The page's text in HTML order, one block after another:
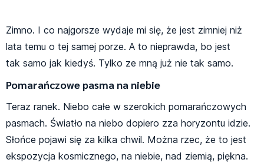
Zimno. I co najgorsze wydaje mi się, że jest zimniej niż
lata temu o tej samej porze. A to nieprawda, bo jest
tak samo jak kiedyś. Tylko ze mną już nie tak samo.
Pomarańczowe pasma na niebie
Teraz ranek. Niebo całe w szerokich pomarańczowych
pasmach. Światło na niebo dopiero zza horyzontu idzie.
Słońce pojawi się za kilka chwil. Można rzec, że to jest
ekspozycja kosmicznego, na niebie, nad ziemią, piękna.